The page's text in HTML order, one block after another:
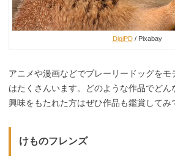
DigiPD/ Pixabay
アニメや漫画などでプレーリードッグをモ
はたくさんいます。どのような作品でどん
興味をもたれた方はぜひ作品も鑑賞してみ
けものフレンズ